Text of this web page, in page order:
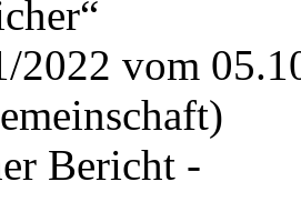
2022 vom
Bericht -